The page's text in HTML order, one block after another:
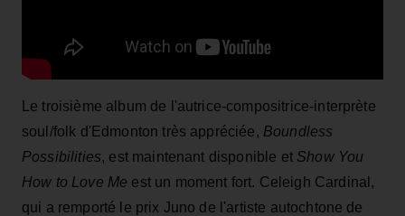
Le troisième album de l'autrice-compositrice-interprète
soul/folk d'Edmonton très appréciée, Boundless
Possibilities, est maintenant disponible et Show You
How to Love Me est un moment fort. Celeigh Cardinal,
qui a remporté le prix Juno de l'artiste autochtone de